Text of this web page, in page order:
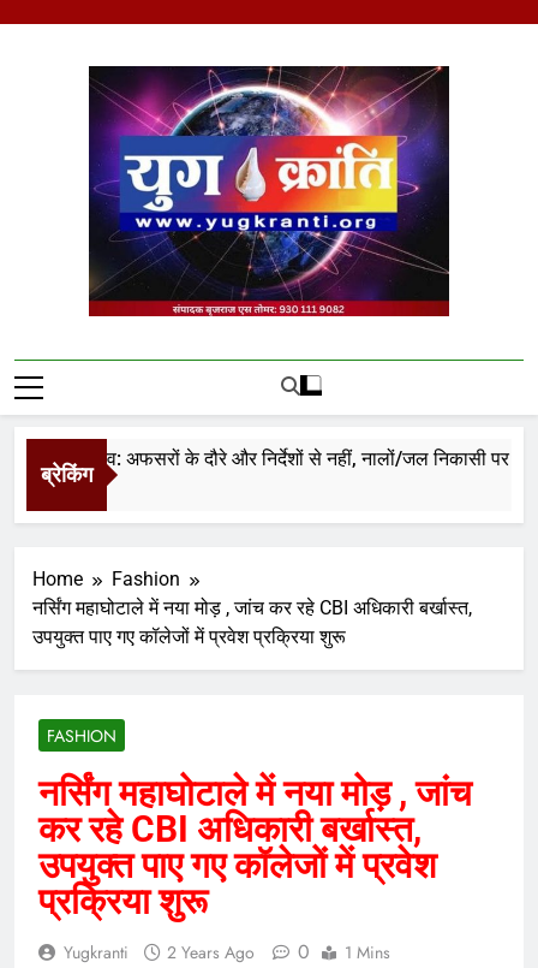
Yug Kranti | Trusted
News Portal
ब्रेकिंग
जलभराव: अफसरों के दौरे और निर्देशों से नहीं, नालों/जल निकासी पर कब्जे
Ago
Home
Fashion
नर्सिंग महाघोटाले में नया मोड़ , जांच कर रहे CBI अधिकारी बर्खास्त,
उपयुक्त पाए गए कॉलेजों में प्रवेश प्रक्रिया शुरू
FASHION
नर्सिंग महाघोटाले में नया मोड़ , जांच
कर रहे CBI अधिकारी बर्खास्त,
उपयुक्त पाए गए कॉलेजों में प्रवेश
प्रक्रिया शुरू
Yugkranti 2 Years Ago 0 1 Mins